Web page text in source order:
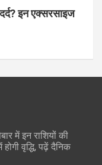
इन एक्सरसाइज
में इन राशियों की
वृद्धि, पढ़ें दैनिक